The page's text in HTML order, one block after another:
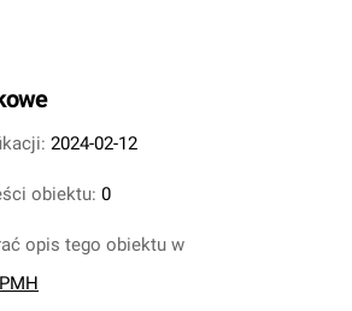
2024-02-12
obiektu: 0
opis tego obiektu w